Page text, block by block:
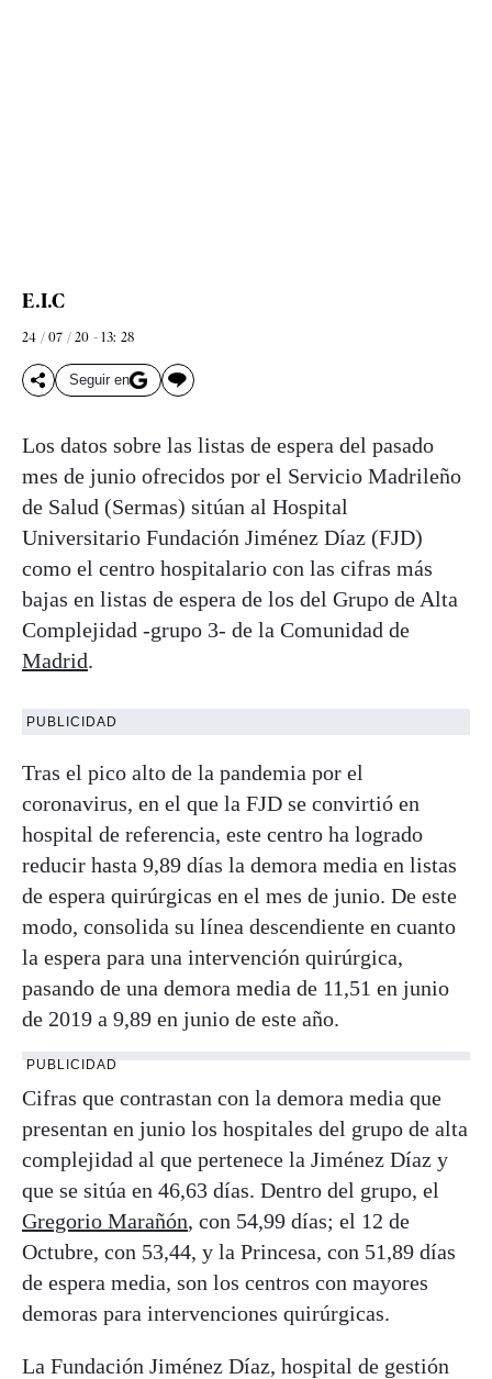
E.I.C
24 / 07 / 20 - 13: 28
Seguir en
Los datos sobre las listas de espera del pasado
mes de junio ofrecidos por el Servicio Madrileño
de Salud (Sermas) sitúan al Hospital
Universitario Fundación Jiménez Díaz (FJD)
como el centro hospitalario con las cifras más
bajas en listas de espera de los del Grupo de Alta
Complejidad -grupo 3- de la Comunidad de
Madrid.
PUBLICIDAD
Tras el pico alto de la pandemia por el
coronavirus, en el que la FJD se convirtió en
hospital de referencia, este centro ha logrado
reducir hasta 9,89 días la demora media en listas
de espera quirúrgicas en el mes de junio. De este
modo, consolida su línea descendiente en cuanto
la espera para una intervención quirúrgica,
pasando de una demora media de 11,51 en junio
de 2019 a 9,89 en junio de este año.
PUBLICIDAD
Cifras que contrastan con la demora media que
presentan en junio los hospitales del grupo de alta
complejidad al que pertenece la Jiménez Díaz y
que se sitúa en 46,63 días. Dentro del grupo, el
Gregorio Marañón, con 54,99 días; el 12 de
Octubre, con 53,44, y la Princesa, con 51,89 días
de espera media, son los centros con mayores
demoras para intervenciones quirúrgicas.
La Fundación Jiménez Díaz, hospital de gestión